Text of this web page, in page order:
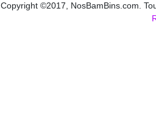
Copyright ©2017, NosBamBins.com.